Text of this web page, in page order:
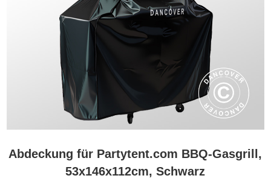
Abdeckung für Partytent.com BBQ-Gasgrill,
53x146x112cm, Schwarz